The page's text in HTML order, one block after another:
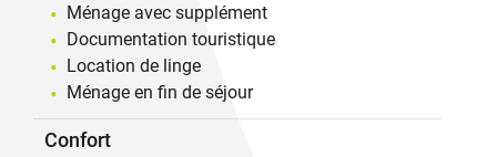
Ménage avec supplément
Documentation touristique
Location de linge
Ménage en fin de séjour
Confort